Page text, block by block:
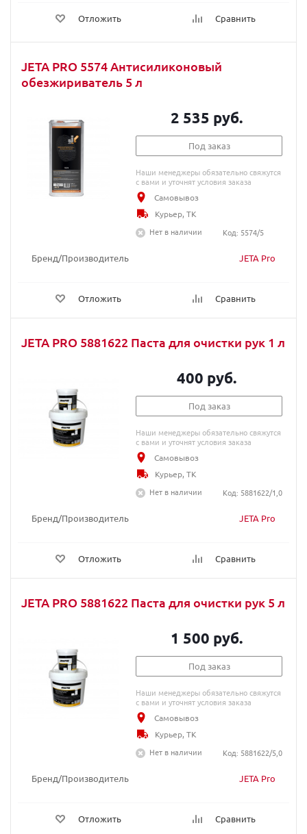
Отложить Сравнить
JETA PRO 5574 Антисиликоновый
обезжириватель 5 л
Бренд/Производитель JETA Pro
Отложить Сравнить
2 535 руб.
Под заказ
Наши менеджеры обязательно свяжутся
с вами и уточнят условия заказа
Самовывоз
Курьер, ТК
Нет в наличии
Код: 5574/5
JETA PRO 5881622 Паста для очистки рук 1 л
Бренд/Производитель JETA Pro
Отложить Сравнить
400 руб.
Под заказ
Наши менеджеры обязательно свяжутся
с вами и уточнят условия заказа
Самовывоз
Курьер, ТК
Нет в наличии
Код: 5881622/1,0
JETA PRO 5881622 Паста для очистки рук 5 л
Бренд/Производитель JETA Pro
Отложить Сравнить
1 500 руб.
Под заказ
Наши менеджеры обязательно свяжутся
с вами и уточнят условия заказа
Самовывоз
Курьер, ТК
Нет в наличии
Код: 5881622/5,0